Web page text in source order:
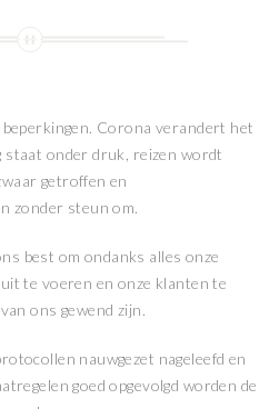
Corona verandert het
staat onder druk, reizen wordt
getroffen en
zonder steun om.
best om ondanks alles onze
te voeren en onze klanten te
ons gewend zijn.
nauwgezet nageleefd en
goed opgevolgd worden de